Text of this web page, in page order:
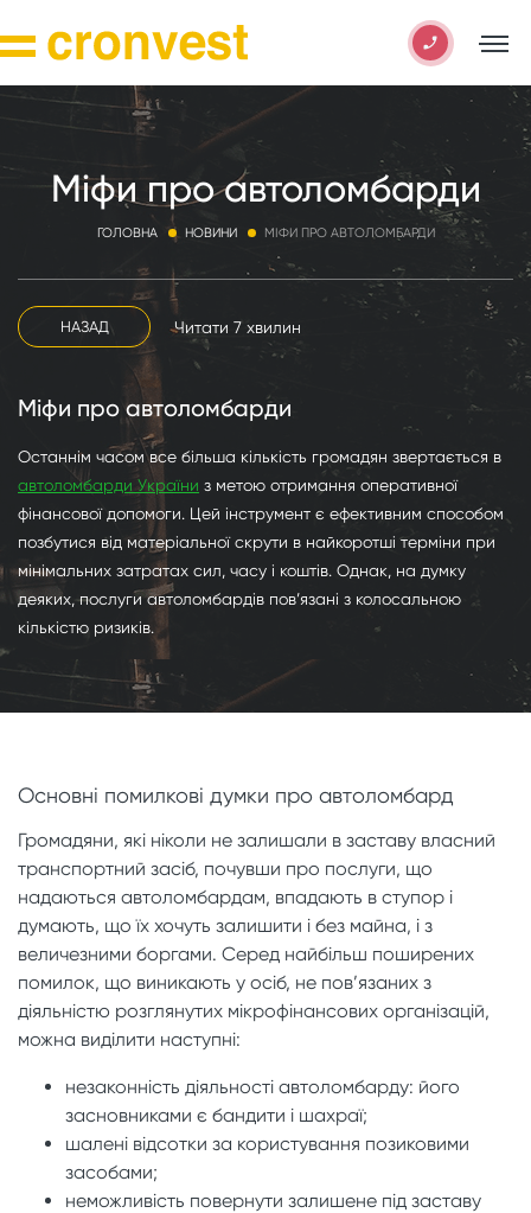
Міфи про автоломбарди
ГОЛОВНА НОВИНИ МІФИ ПРО АВТОЛОМБАРДИ
НАЗАД Читати 7 хвилин
Міфи про автоломбарди
Останнім часом все більша кількість громадян звертається в
автоломбарди України з метою отримання оперативної
фінансової допомоги. Цей інструмент є ефективним способом
позбутися від матеріальної скрути в найкоротші терміни при
мінімальних затратах сил, часу і коштів. Однак, на думку
деяких, послуги автоломбардів пов’язані з колосальною
кількістю ризиків.
Основні помилкові думки про автоломбард
Громадяни, які ніколи не залишали в заставу власний
транспортний засіб, почувши про послуги, що
надаються автоломбардам, впадають в ступор і
думають, що їх хочуть залишити і без майна, і з
величезними боргами. Серед найбільш поширених
помилок, що виникають у осіб, не пов’язаних з
діяльністю розглянутих мікрофінансових організацій,
можна виділити наступні:
незаконність діяльності автоломбарду: його
засновниками є бандити і шахраї;
шалені відсотки за користування позиковими
засобами;
неможливість повернути залишене під заставу